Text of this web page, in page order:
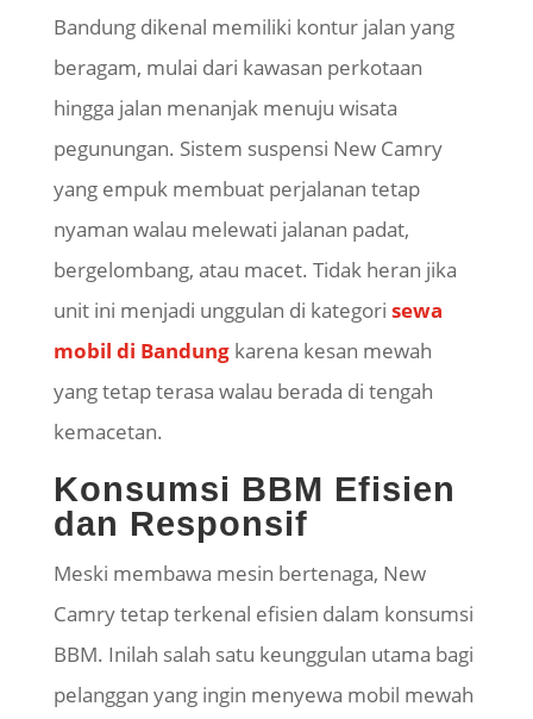
Bandung dikenal memiliki kontur jalan yang
beragam, mulai dari kawasan perkotaan
hingga jalan menanjak menuju wisata
pegunungan. Sistem suspensi New Camry
yang empuk membuat perjalanan tetap
nyaman walau melewati jalanan padat,
bergelombang, atau macet. Tidak heran jika
unit ini menjadi unggulan di kategori sewa
mobil di Bandungkarena kesan mewah
yang tetap terasa walau berada di tengah
kemacetan.
Konsumsi BBM Efisien
dan Responsif
Meski membawa mesin bertenaga, New
Camry tetap terkenal efisien dalam konsumsi
BBM. Inilah salah satu keunggulan utama bagi
pelanggan yang ingin menyewa mobil mewah